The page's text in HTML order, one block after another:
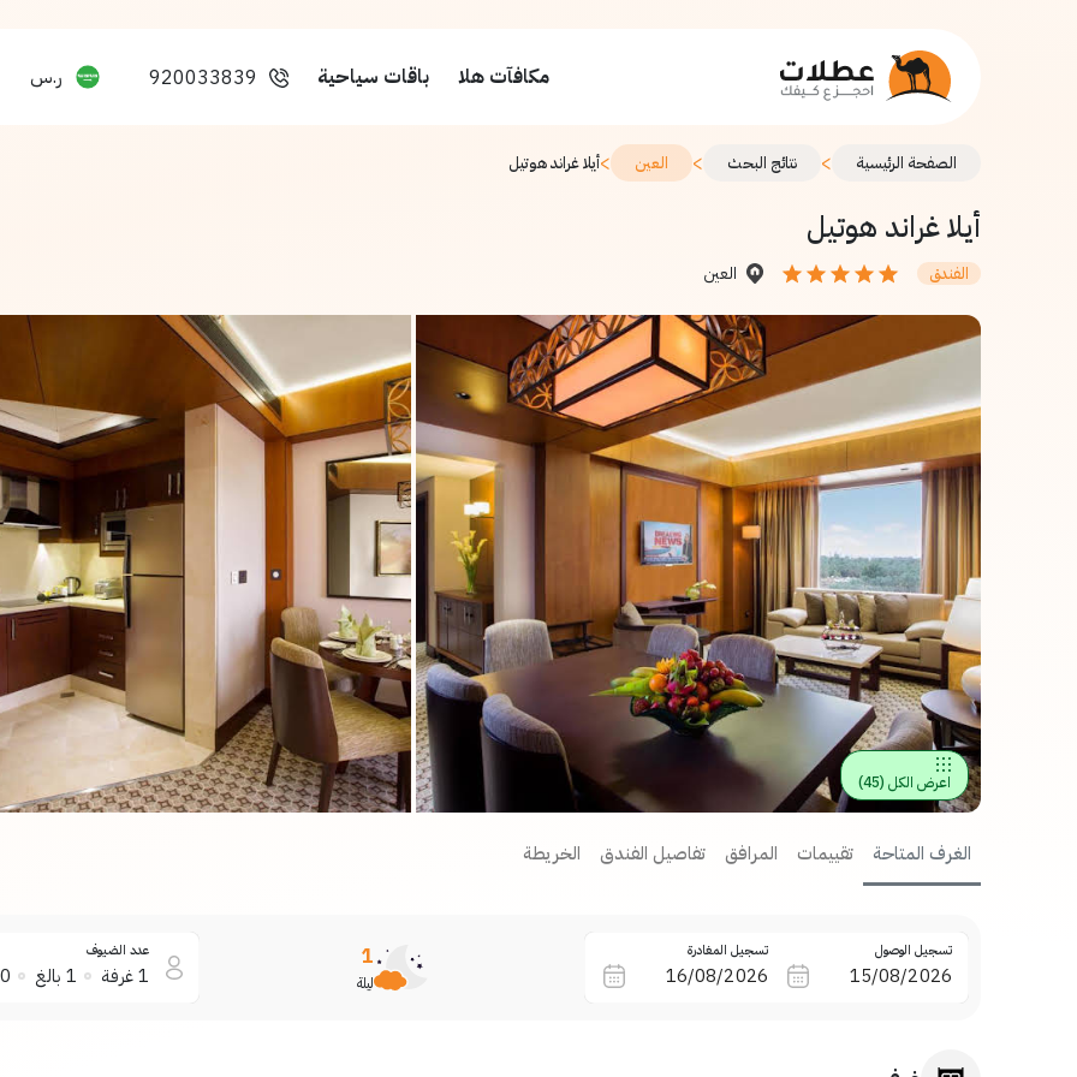
مكافآت هلا باقات سياحية 920033839 ر.س
الصفحة الرئيسية > نتائج البحث > العين >أيلا غراند هوتيل
أيلا غراند هوتيل
الفندق العين
اعرض الكل (
45
)
الغرف المتاحة تقييمات المرافق تفاصيل الفندق الخريطة
تسجيل الوصول تسجيل المغادرة 1
ليلة
عدد الضيوف
1غرفة 1 بالغ 0